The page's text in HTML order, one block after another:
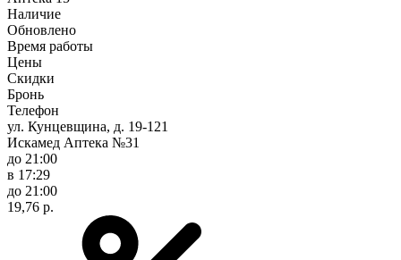
Наличие
Обновлено
Время работы
Цены
Скидки
Бронь
Телефон
ул. Кунцевщина, д. 19-121
Искамед Аптека №31
до 21:00
в 17:29
до 21:00
19,76 р.